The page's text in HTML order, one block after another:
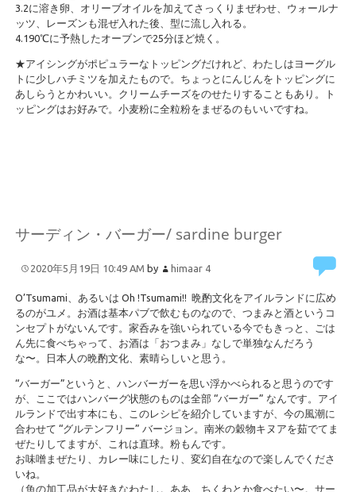
3.2に溶き卵、オリーブオイルを加えてさっくりまぜわせ、ウォールナ
ッツ、レーズンも混ぜ入れた後、型に流し入れる。
4.190℃に予熱したオーブンで25分ほど焼く。
★アイシングがポピュラーなトッピングだけれど、わたしはヨーグル
トに少しハチミツを加えたもので。ちょっとにんじんをトッピングに
あしらうとかわいい。クリームチーズをのせたりすることもあり。ト
ッピングはお好みで。小麦粉に全粒粉をまぜるのもいいですね。
サーディン・バーガー/ sardine burger
2020年5月19日 10:49 AM by himaar 4
O’Tsumami、あるいは Oh !Tsumami!! 晩酌文化をアイルランドに広め
るのがユメ。お酒は基本パブで飲むものなので、つまみと酒というコ
ンセプトがないんです。家呑みを強いられている今でもきっと、ごは
ん先に食べちゃって、お酒は「おつまみ」なしで単独なんだろう
な〜。日本人の晩酌文化、素晴らしいと思う。
“バーガー”というと、ハンバーガーを思い浮かべられると思うのです
が、ここではハンバーグ状態のものは全部 “バーガー” なんです。アイ
ルランドで出す本にも、このレシピを紹介していますが、今の風潮に
合わせて “グルテンフリー” バージョン。南米の穀物キヌアを茹でてま
ぜたりしてますが、これは直球。粉もんです。
お味噌まぜたり、カレー味にしたり、変幻自在なので楽しんでくださ
いね。
（魚の加工品が大好きなわたし。ああ、ちくわとか食べたい〜。サー